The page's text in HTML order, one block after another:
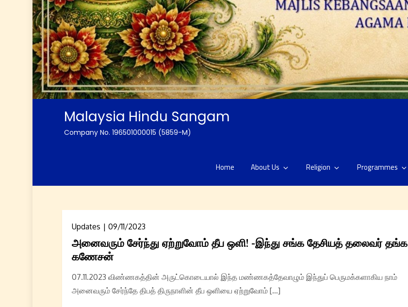
Malaysia Hindu Sangam
Company No. 196501000015 (5859-M)
Home About Us Religion Programmes
Updates 09/11/2023
அனைவரும் சேர்ந்து ஏற்றுவோம் தீப ஒளி! -இந்து சங்க தேசியத் தலைவர் தங்க
கணேசன்
07.11.2023 விண்ணகத்தின் அருட்கொடையால் இந்த மண்ணகத்தேவாழும் இந்துப் பெருமக்களாகிய நாம்
அனைவரும் சேர்ந்தே திபத் திருநாளின் தீப ஒளியை ஏற்றுவோம் […]